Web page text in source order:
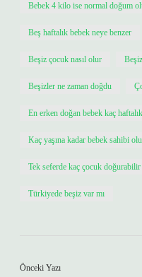
Bebek 4 kilo ise normal doğum
Beş haftalık bebek neye benzer
Beşiz çocuk nasıl olur
Beşizler ne zaman doğdu
En erken doğan bebek kaç
Kaç yaşına kadar bebek sahibi
Tek seferde kaç çocuk doğurabilir
Türkiyede beşiz var mı
Önceki Yazı